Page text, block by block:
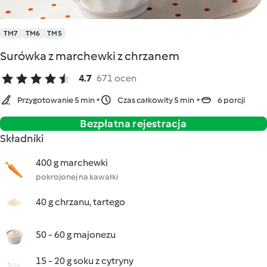
TM7 TM6 TM5
Surówka z marchewki z chrzanem
4.7 671 ocen
Przygotowanie 5 min Czas całkowity 5 min 6 porcji
Bezpłatna rejestracja
Składniki
400 g marchewki
pokrojonej na kawałki
40 g chrzanu, tartego
50 - 60 g majonezu
15 - 20 g soku z cytryny